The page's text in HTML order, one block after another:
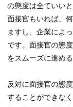
の態度は全ていい
面接官もいれば、
ますし、企業によ
です。面接官の態
をスムーズに進め
反対に面接官の態
することができな